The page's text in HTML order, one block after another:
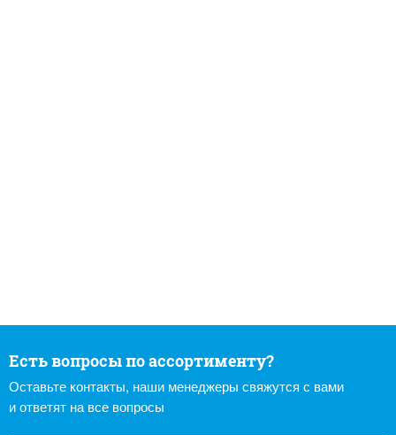
Есть вопросы по ассортименту?
Оставьте контакты, наши менеджеры свяжутся с вами
и ответят на все вопросы